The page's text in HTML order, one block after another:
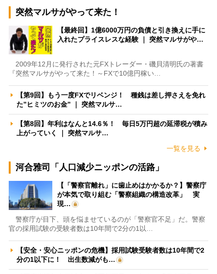
突然マルサがやって来た！
【最終回】1億6000万円の負債と引き換えに手に
入れたプライスレスな経験 ｜ 突然マルサがや…
2009年12月に発行された元FXトレーダー・磯貝清明氏の著書
『突然マルサがやって来た！～FXで10億円稼い…
【第9回】もう一度FXでリベンジ！ 種銭は差し押さえを免れ
た”ヒミツのお金” ｜ 突然マルサ…
【第8回】年利はなんと14.6％！ 毎日5万円超の延滞税が積み
上がっていく ｜ 突然マルサ…
一覧を見る
河合雅司「人口減少ニッポンの活路」
【「警察官離れ」に歯止めはかかるか？】警察庁
が本気で取り組む「警察組織の構造改革」 実
現…
警察庁が目下、頭を悩ませているのが「警察官不足」だ。警察
官の採用試験の受験者数は10年間で2分の1以…
【安全・安心ニッポンの危機】採用試験受験者数は10年間で2
分の1以下に！ 出生数減がも…